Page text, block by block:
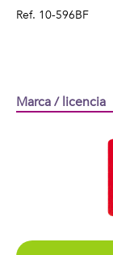
Ref. 10-596BF
Marca / licencia